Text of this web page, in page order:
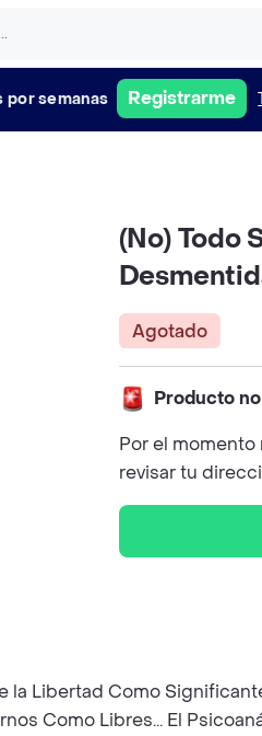
por semanas Registrarme
(No) Todo
Agotado
Producto
Por el
revisar tu
la Libertad Como
Como Libres... El